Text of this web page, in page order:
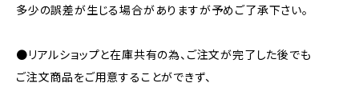
多少の誤差が生じる場合がありますが予めご了承下さい。
●リアルショップと在庫共有の為、ご注文が完了した後でも
ご注文商品をご用意することができず、